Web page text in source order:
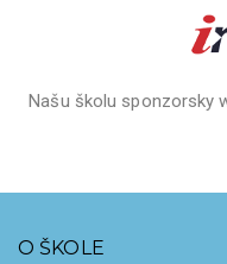
Našu školu sponzorsky
O ŠKOLE